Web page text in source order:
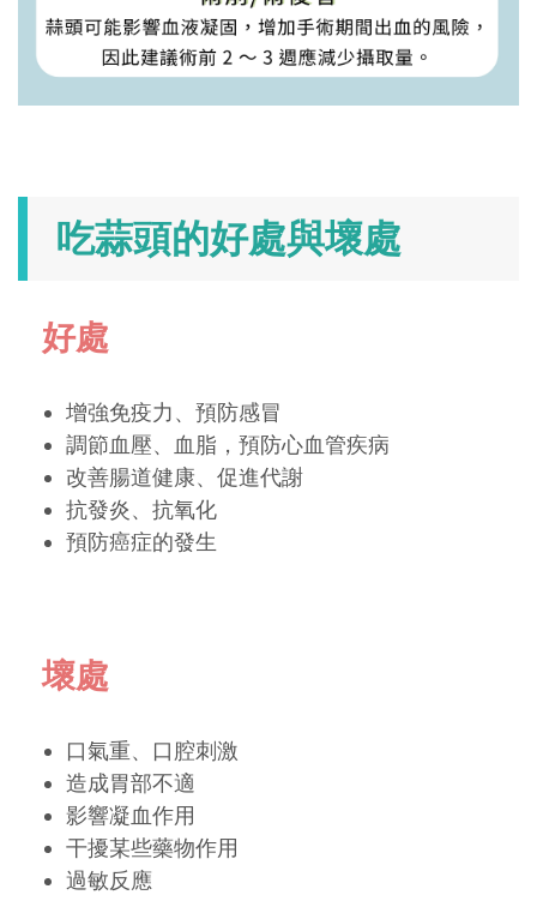
吃蒜頭的好處與壞處
好處
增強免疫力、預防感冒
調節血壓、血脂，預防心血管疾病
改善腸道健康、促進代謝
抗發炎、抗氧化
預防癌症的發生
壞處
口氣重、口腔刺激
造成胃部不適
影響凝血作用
干擾某些藥物作用
過敏反應